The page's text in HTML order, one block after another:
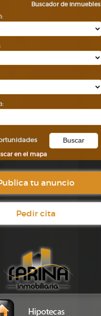
Buscador de inmuebles
en el mapa
tu anuncio
Pedir cita